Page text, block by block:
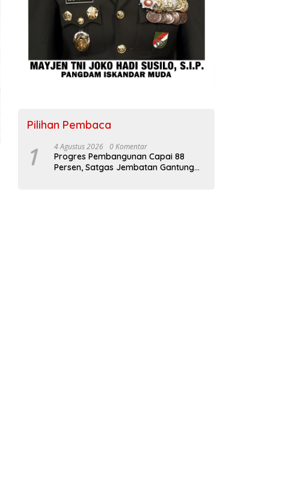
Pilihan Pembaca
1 4 Agustus 2026 0 Komentar
Progres Pembangunan Capai 88
Persen, Satgas Jembatan Gantung